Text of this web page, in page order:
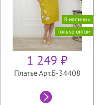
В наличии
Только оптом
1 249 ₽
Платье Арт.Б-34408